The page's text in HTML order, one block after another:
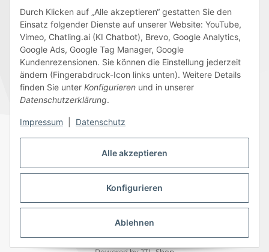
Alle akzeptieren
Konfigurieren
Ablehnen
Durch Klicken auf „Alle akzeptieren“ gestatten Sie den
Einsatz folgender Dienste auf unserer Website: YouTube,
Vimeo, Chatling.ai (KI Chatbot), Brevo, Google Analytics,
Google Ads, Google Tag Manager, Google
Kundenrezensionen. Sie können die Einstellung jederzeit
ändern (Fingerabdruck-Icon links unten). Weitere Details
finden Sie unter Konfigurieren und in unserer
Datenschutzerklärung.
Impressum Datenschutz
Wir versenden mit
Folge uns
DatenschutzAGBSitemapImpressum
BatteriegesetzhinweiseWiderrufsrecht